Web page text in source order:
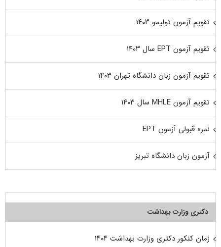
تقویم آزمون تولیمو ۱۴۰۳
تقویم آزمون EPT سال ۱۴۰۳
تقویم آزمون زبان دانشگاه تهران ۱۴۰۳
تقویم آزمون MHLE سال ۱۴۰۳
نمره قبولی آزمون EPT
آزمون زبان دانشگاه تبریز
دکتری وزارت بهداشت
زمان کنکور دکتری وزارت بهداشت ۱۴۰۴